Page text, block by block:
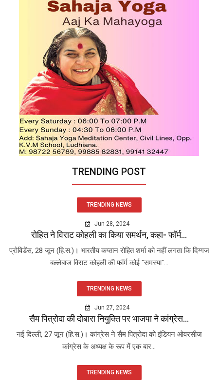
TRENDING POST
TRENDING NEWS
Jun 28, 2024
रोहित ने विराट कोहली का किया समर्थन, कहा- फॉर्म...
प्रोविडेंस, 28 जून (हि.स.)। भारतीय कप्तान रोहित शर्मा को नहीं लगता कि दिग्गज
बल्लेबाज विराट कोहली की फॉर्म कोई "समस्या"...
TRENDING NEWS
Jun 27, 2024
सैम पित्रोदा की दोबारा नियुक्ति पर भाजपा ने कांग्रेस...
नई दिल्ली, 27 जून (हि.स.)। कांग्रेस ने सैम पित्रोदा को इंडियन ओवरसीज
कांग्रेस के अध्यक्ष के रूप में एक बार...
TRENDING NEWS